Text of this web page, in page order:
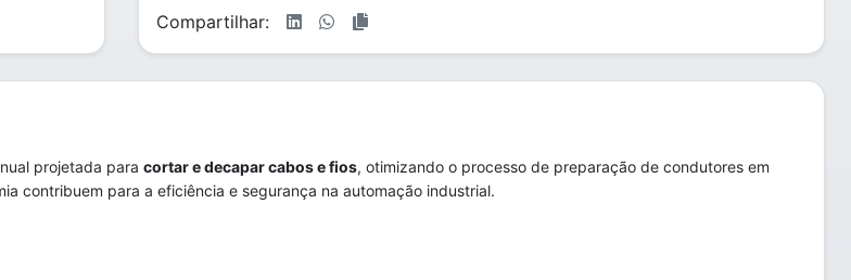
Compartilhar:
projetada para cortar e decapar cabos e fios, otimizando o processo de preparação de condutores em
contribuem para a eficiência e segurança na automação industrial.